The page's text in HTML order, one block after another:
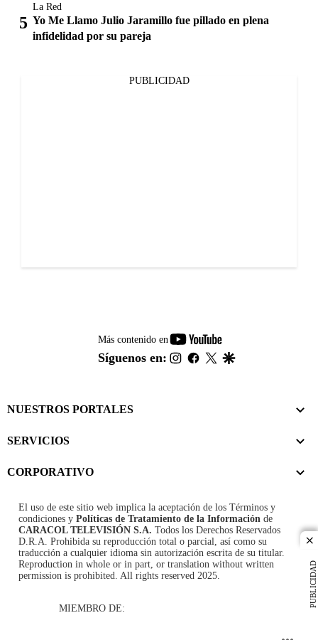
PUBLICIDAD
La Red
Yo Me Llamo Julio Jaramillo fue pillado en plena
infidelidad por su pareja
PUBLICIDAD
Más contenido en
youtube-
footer
Síguenos en: instagram
facebook
twitter
NUESTROS PORTALES
SERVICIOS
CORPORATIVO
El uso de este sitio web implica la aceptación de los Términos y
condiciones y Políticas de Tratamiento de la Información de
CARACOL TELEVISIÓN S.A. Todos los Derechos Reservados
D.R.A. Prohibida su reproducción total o parcial, así como su
traducción a cualquier idioma sin autorización escrita de su titular.
Reproduction in whole or in part, or translation without written
permission is prohibited. All rights reserved 2025.
MIEMBRO DE: